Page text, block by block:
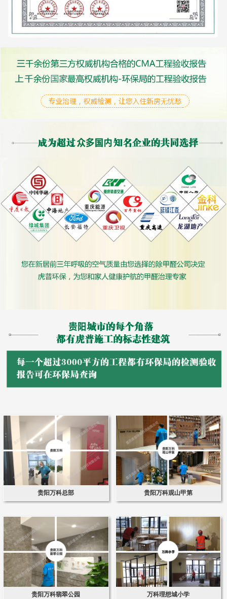
贵阳万科总部 贵阳万科观山甲第
贵阳万科翡翠公园 万科理想城小学